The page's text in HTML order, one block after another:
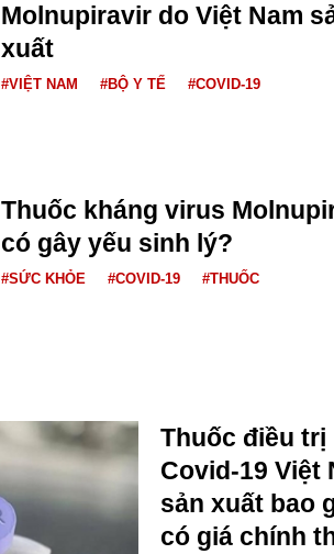
Molnupiravir do Việt Nam
xuất
#VIỆT NAM #BỘ Y TẾ #COVID-19
Thuốc kháng virus
có gây yếu sinh lý?
#SỨC KHỎE #COVID-19 #THUỐC
Thuốc điều trị
Covid-19 Việt
sản xuất bao
có giá chính